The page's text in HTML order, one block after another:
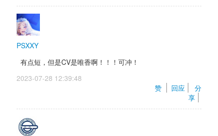
PSXXY
有点短，但是CV是唯香啊！！！可冲！
2023-07-28 12:39:48
赞
回应
分
享